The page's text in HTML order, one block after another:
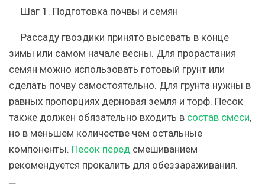
Шаг 1. Подготовка почвы и семян
Рассаду гвоздики принято высевать в конце
зимы или самом начале весны. Для прорастания
семян можно использовать готовый грунт или
сделать почву самостоятельно. Для грунта нужны в
равных пропорциях дерновая земля и торф. Песок
также должен обязательно входить в состав смеси,
но в меньшем количестве чем остальные
компоненты. Песок перед смешиванием
рекомендуется прокалить для обеззараживания.